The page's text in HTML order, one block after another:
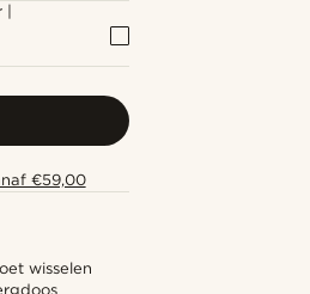
|
€59,00
wisselen